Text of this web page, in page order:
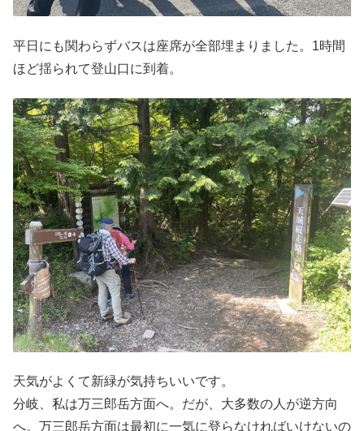
平日にも関わらずバスは座席が全部埋まりました。1時間
ほど揺られて登山口に到着。
天気がよくて新緑が気持ちいいです。
分岐、私は万三郎岳方面へ。だが、大多数の人が逆方向
へ。万三郎岳方面は最初に一気に登らなければいけないの